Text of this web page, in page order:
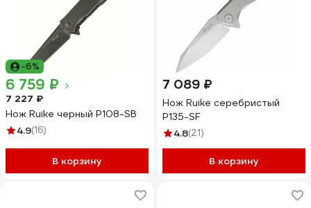
-6%
6 759 ₽
7 227 ₽
Нож Ruike черный P108-SB
4.9(16)
В корзину
7 089 ₽
Нож Ruike серебристый
P135-SF
4.8(21)
В корзину